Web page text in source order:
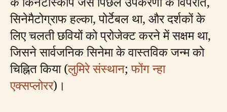
सिनेमैटोग्राफ हल्का, पोर्टेबल था, और दर्शकों के
लिए चलती छवियों को प्रोजेक्ट करने में सक्षम था,
जिसने सार्वजनिक सिनेमा के वास्तविक जन्म को
चिह्नित किया (लुमिरे संस्थान;फोंग न्हा
एक्सप्लोरर)।